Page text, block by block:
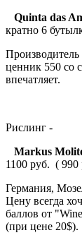
Quinta das
кратно 6
Производитель
ценник 550 со
впечатляет.
Рислинг -
Markus
1100 руб. ( 990
Германия,
Цену всегда
баллов от
(при цене 20$).